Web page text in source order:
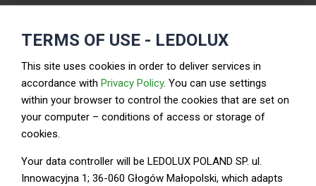
что около 30% заказчиков столкнулись с
доверие к компании. Проверяйте отзывы и
статистику выполненных работ.
Металлические здания в Китае. Какие лучшие
варианты для покупки?
дыря
Размер
(м²)
в
( ел.)
TERMS OF USE - LEDOLUX
This site uses cookies in order to deliver services in
accordance with Privacy Policy. You can use settings
within your browser to control the cookies that are set on
your computer – conditions of access or storage of
cookies.
Your data controller will be LEDOLUX POLAND SP. ul.
Innowacyjna 1; 36-060 Głogów Małopolski, which adapts